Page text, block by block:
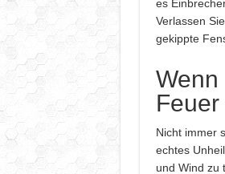
es
Verlassen
gekippte
Nicht immer
echtes
und Wind zu